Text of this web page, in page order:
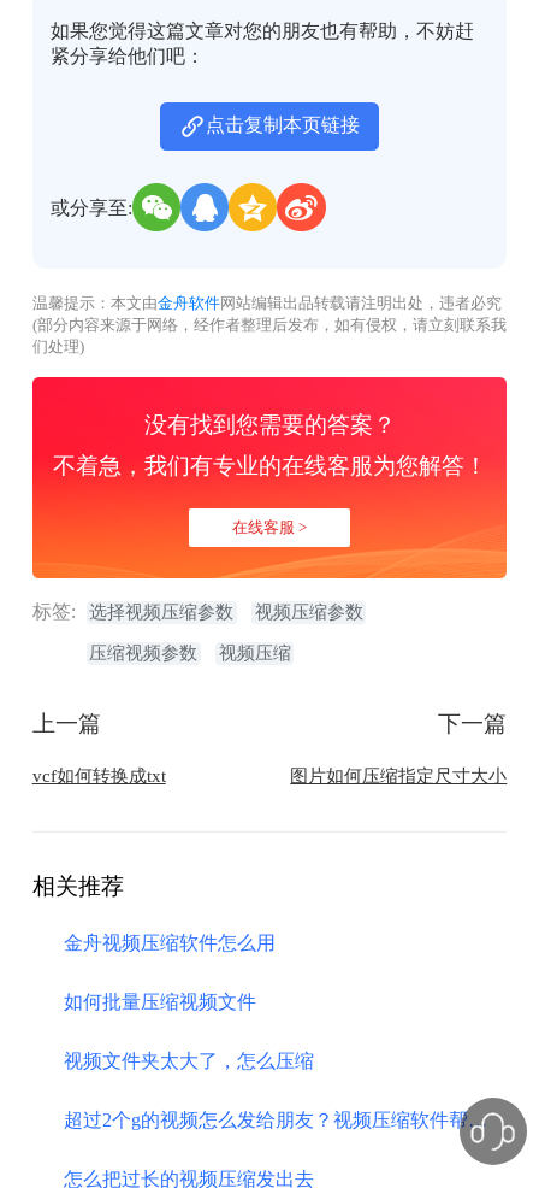
如果您觉得这篇文章对您的朋友也有帮助，不妨赶
紧分享给他们吧：
点击复制本页链接
或分享至:
温馨提示：本文由金舟软件网站编辑出品转载请注明出处，违者必究
(部分内容来源于网络，经作者整理后发布，如有侵权，请立刻联系我
们处理)
没有找到您需要的答案？
不着急，我们有专业的在线客服为您解答！
在线客服 >
标签: 选择视频压缩参数 视频压缩参数
压缩视频参数 视频压缩
上一篇
vcf如何转换成txt
下一篇
图片如何压缩指定尺寸大小
相关推荐
金舟视频压缩软件怎么用
如何批量压缩视频文件
视频文件夹太大了，怎么压缩
超过2个g的视频怎么发给朋友？视频压缩软件帮助你
怎么把过长的视频压缩发出去